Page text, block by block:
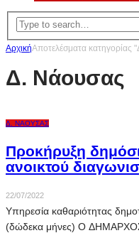
ΑρχικήΑποτελέσματα κατηγορίας
Δ. Νάουσας
Δ. ΝΆΟΥΣΑΣ
Προκήρυξη
ανοικτού
22/07/2022
Υπηρεσία καθαριότητας
(δώδεκα μήνες) O ΔΗΜΑΡΧΟΣ